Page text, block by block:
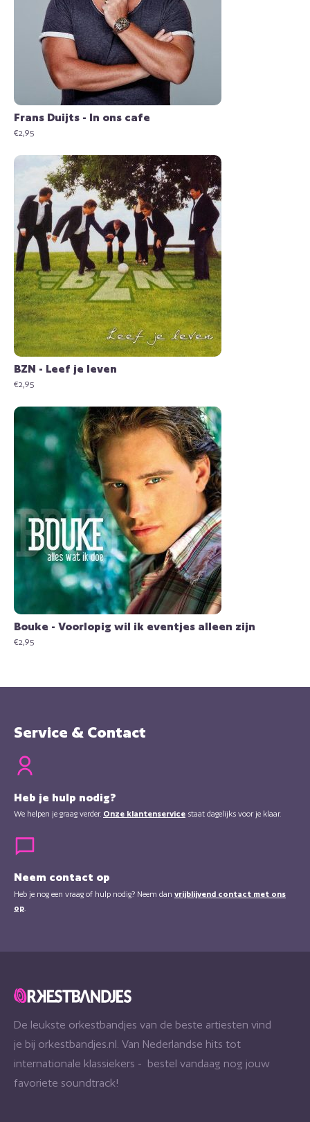
Frans Duijts - In ons cafe
€2,95
BZN - Leef je leven
€2,95
Bouke - Voorlopig wil ik eventjes alleen zijn
€2,95
Service & Contact
Heb je hulp nodig?
We helpen je graag verder. Onze klantenservice staat dagelijks voor je klaar.
Neem contact op
Heb je nog een vraag of hulp nodig? Neem dan vrijblijvend contact met ons
op.
De leukste orkestbandjes van de beste artiesten vind
je bij orkestbandjes.nl. Van Nederlandse hits tot
internationale klassiekers - bestel vandaag nog jouw
favoriete soundtrack!